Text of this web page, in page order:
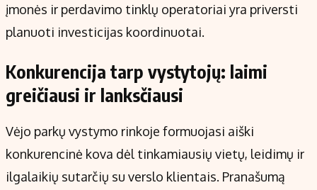
įmonės ir perdavimo tinklų operatoriai yra priversti
planuoti investicijas koordinuotai.
Konkurencija tarp vystytojų: laimi
greičiausi ir lanksčiausi
Vėjo parkų vystymo rinkoje formuojasi aiški
konkurencinė kova dėl tinkamiausių vietų, leidimų ir
ilgalaikių sutarčių su verslo klientais. Pranašumą